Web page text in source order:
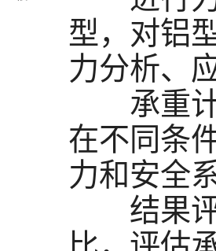
型，对铝
力分析、
承重计
在不同条
力和安全
结果评